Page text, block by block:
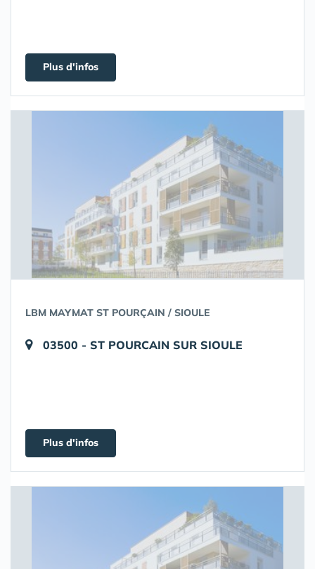
Plus d'infos
LBM MAYMAT ST POURÇAIN / SIOULE
03500 - ST POURCAIN SUR SIOULE
Plus d'infos